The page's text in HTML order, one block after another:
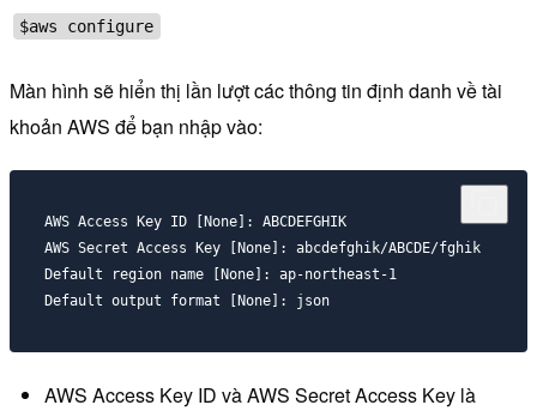
$aws configure
Màn hình sẽ hiển thị lần lượt các thông tin định danh về tài
khoản AWS để bạn nhập vào:
AWS Access Key ID [None]: ABCDEFGHIK
AWS Secret Access Key [None]: abcdefghik/ABCDE/fghik
Default region name [None]: ap-northeast-1
Default output format [None]: json
AWS Access Key ID và AWS Secret Access Key là